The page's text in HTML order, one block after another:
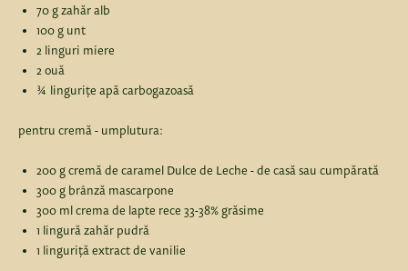
70 g zahăr alb
100 g unt
2 linguri miere
2 ouă
¾ lingurițe apă carbogazoasă
pentru cremă - umplutura:
200 g cremă de caramel Dulce de Leche - de casă sau cumpărată
300 g brânză mascarpone
300 ml crema de lapte rece 33-38% grăsime
1 lingură zahăr pudră
1 linguriță extract de vanilie